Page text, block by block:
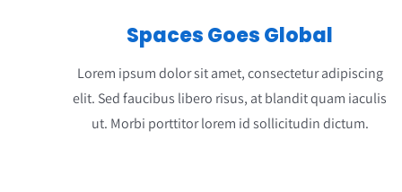
Spaces Goes Global
Lorem ipsum dolor sit amet, consectetur adipiscing
elit. Sed faucibus libero risus, at blandit quam iaculis
ut. Morbi porttitor lorem id sollicitudin dictum.